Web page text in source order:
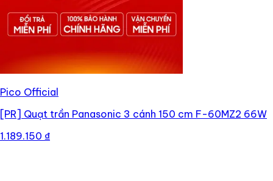
Pico Official
[PR] Quạt trần Panasonic 3 cánh 150 cm F-60MZ2 66W
1.189.150 ₫